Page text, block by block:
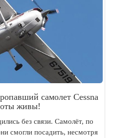
самолет Cessna
живы!
без связи. Самолёт, по
смогли посадить, несмотря